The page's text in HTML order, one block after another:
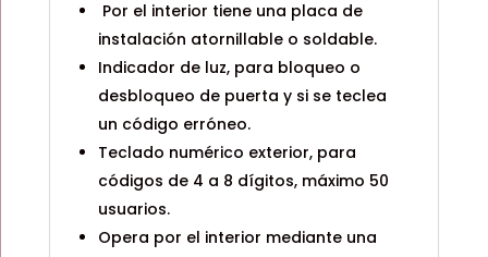
Por el interior tiene una placa de
instalación atornillable o soldable.
Indicador de luz, para bloqueo o
desbloqueo de puerta y si se teclea
un código erróneo.
Teclado numérico exterior, para
códigos de 4 a 8 dígitos, máximo 50
usuarios.
Opera por el interior mediante una